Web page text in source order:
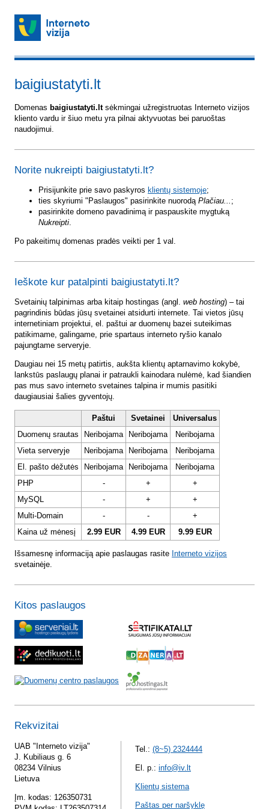
baigiustatyti.lt
Domenas baigiustatyti.ltsėkmingai užregistruotas Interneto vizijos
kliento vardu ir šiuo metu yra pilnai aktyvuotas bei paruoštas
naudojimui.
Norite nukreipti baigiustatyti.lt?
Prisijunkite prie savo paskyros klientų sistemoje;
ties skyriumi "Paslaugos" pasirinkite nuorodą Plačiau... ;
pasirinkite domeno pavadinimą ir paspauskite mygtuką
Nukreipti.
Po pakeitimų domenas pradės veikti per 1 val.
Ieškote kur patalpinti baigiustatyti.lt?
Svetainių talpinimas arba kitaip hostingas (angl. web hosting) – tai
pagrindinis būdas jūsų svetainei atsidurti internete. Tai vietos jūsų
internetiniam projektui, el. paštui ar duomenų bazei suteikimas
patikimame, galingame, prie spartaus interneto ryšio kanalo
pajungtame serveryje.
Daugiau nei 15 metų patirtis, aukšta klientų aptarnavimo kokybė,
lankstūs paslaugų planai ir patraukli kainodara nulėmė, kad šiandien
pas mus savo interneto svetaines talpina ir mumis pasitiki
daugiausiai šalies gyventojų.
Paštui Svetainei
Universalus
Duomenų srautas
Neribojama Neribojama
Neribojama
Vieta serveryje
Neribojama Neribojama
Neribojama
El. pašto dėžutės
Neribojama Neribojama
Neribojama
PHP
- +
+
MySQL
- +
+
Multi-Domain
- -
+
Kaina už mėnesį
2.99 EUR 4.99 EUR 9.99 EUR
Išsamesnę informaciją apie paslaugas rasite Interneto vizijos
svetainėje.
Kitos paslaugos
Rekvizitai
UAB "Interneto vizija"
J. Kubiliaus g. 6
08234 Vilnius
Lietuva
Įm. kodas: 126350731
Tel.: (8~5) 2324444
El. p.: info@iv.lt
Klientų sistema
Paštas per naršyklę